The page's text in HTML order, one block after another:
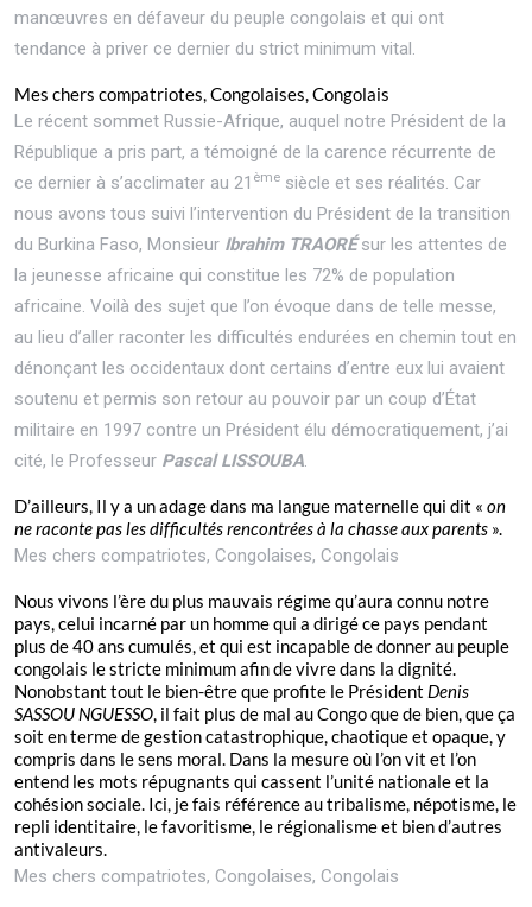
manœuvres en défaveur du peuple congolais et qui ont
tendance à priver ce dernier du strict minimum vital.
Mes chers compatriotes, Congolaises, Congolais
Le récent sommet Russie-Afrique, auquel notre Président de la
République a pris part, a témoigné de la carence récurrente de
ce dernier à s’acclimater au 21 ème siècle et ses réalités. Car
nous avons tous suivi l’intervention du Président de la transition
du Burkina Faso, Monsieur Ibrahim TRAORÉsur les attentes de
la jeunesse africaine qui constitue les 72% de population
africaine. Voilà des sujet que l’on évoque dans de telle messe,
au lieu d’aller raconter les difficultés endurées en chemin tout en
dénonçant les occidentaux dont certains d’entre eux lui avaient
soutenu et permis son retour au pouvoir par un coup d’État
militaire en 1997 contre un Président élu démocratiquement, j’ai
cité, le Professeur Pascal LISSOUBA.
D’ailleurs, Il y a un adage dans ma langue maternelle qui dit « on
ne raconte pas les difficultés rencontrées à la chasse aux parents ».
Mes chers compatriotes, Congolaises, Congolais
Nous vivons l’ère du plus mauvais régime qu’aura connu notre
pays, celui incarné par un homme qui a dirigé ce pays pendant
plus de 40 ans cumulés, et qui est incapable de donner au peuple
congolais le stricte minimum afin de vivre dans la dignité.
Nonobstant tout le bien-être que profite le Président Denis
SASSOU NGUESSO, il fait plus de mal au Congo que de bien, que ça
soit en terme de gestion catastrophique, chaotique et opaque, y
compris dans le sens moral. Dans la mesure où l’on vit et l’on
entend les mots répugnants qui cassent l’unité nationale et la
cohésion sociale. Ici, je fais référence au tribalisme, népotisme, le
repli identitaire, le favoritisme, le régionalisme et bien d’autres
antivaleurs.
Mes chers compatriotes, Congolaises, Congolais